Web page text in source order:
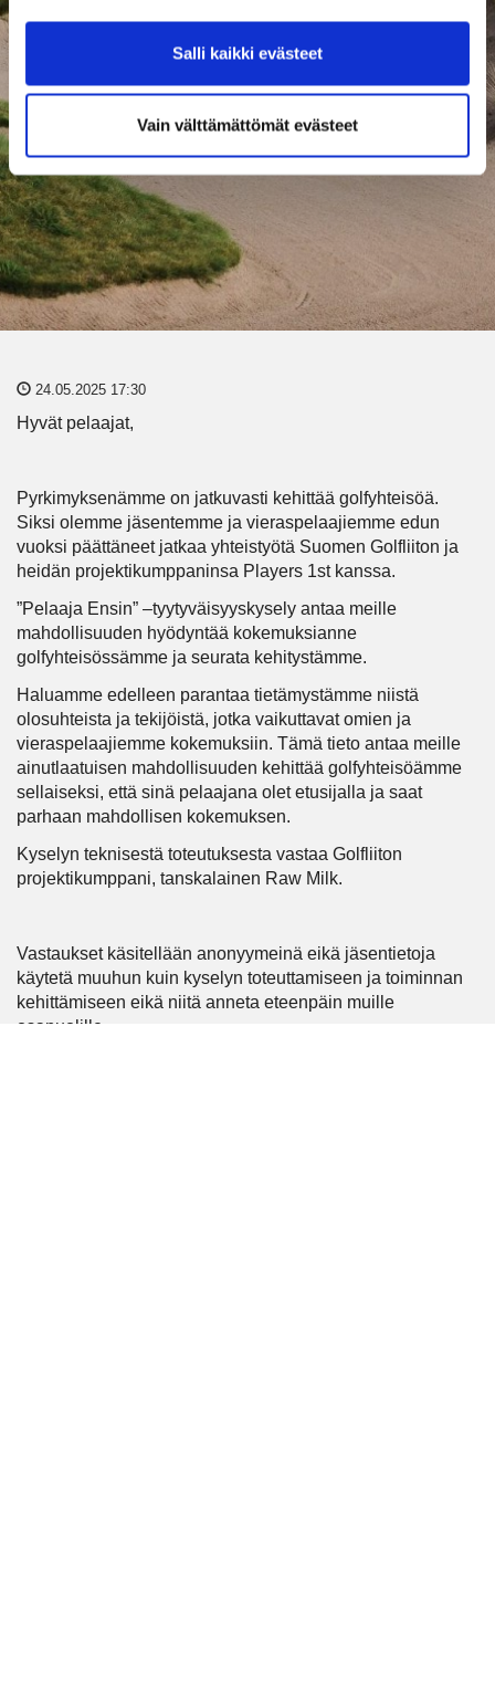
Salli kaikki evästeet
Vain välttämättömät evästeet
24.05.2025 17:30
Hyvät pelaajat,
Pyrkimyksenämme on jatkuvasti kehittää golfyhteisöä.
Siksi olemme jäsentemme ja vieraspelaajiemme edun
vuoksi päättäneet jatkaa yhteistyötä Suomen Golfliiton ja
heidän projektikumppaninsa Players 1st kanssa.
”Pelaaja Ensin” –tyytyväisyyskysely antaa meille
mahdollisuuden hyödyntää kokemuksianne
golfyhteisössämme ja seurata kehitystämme.
Haluamme edelleen parantaa tietämystämme niistä
olosuhteista ja tekijöistä, jotka vaikuttavat omien ja
vieraspelaajiemme kokemuksiin. Tämä tieto antaa meille
ainutlaatuisen mahdollisuuden kehittää golfyhteisöämme
sellaiseksi, että sinä pelaajana olet etusijalla ja saat
parhaan mahdollisen kokemuksen.
Kyselyn teknisestä toteutuksesta vastaa Golfliiton
projektikumppani, tanskalainen Raw Milk.
Vastaukset käsitellään anonyymeinä eikä jäsentietoja
käytetä muuhun kuin kyselyn toteuttamiseen ja toiminnan
kehittämiseen eikä niitä anneta eteenpäin muille
osapuolille.